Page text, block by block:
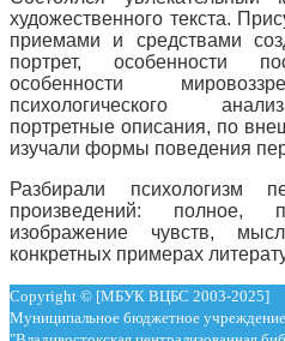
художественного текста.
приемами и средствами
портрет, особенности
особенности
психологического
портретные описания, по
изучали формы поведения
Разбирали психологизм
произведений: полное,
изображение чувств,
конкретных примерах
Copyright © [МБУК ВЦБС 2003-2025]
Муниципальное бюджетное